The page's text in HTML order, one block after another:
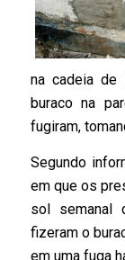
na cadeia
buraco na
fugiram,
Segundo
em que os
sol semanal
fizeram o
em uma fuga